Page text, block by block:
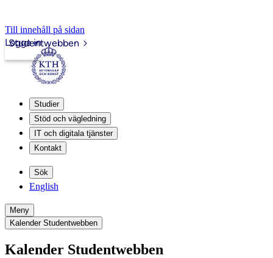
Till innehåll på sidan
Studentwebben
Logga in
Studier
Stöd och vägledning
IT och digitala tjänster
Kontakt
Sök
English
Meny
Kalender Studentwebben
Kalender Studentwebben